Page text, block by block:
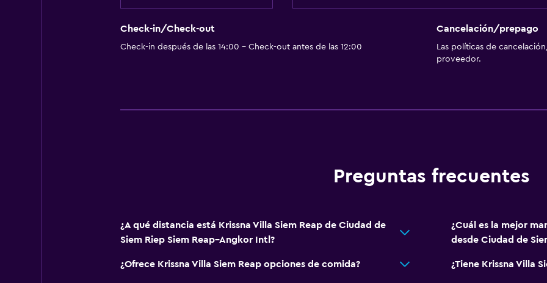
Piscina y spa
Masajes
Piscina al aire libre
Estacionamiento y
Estacionamiento en la
Valet parking
Para no fumadores
Áreas designadas para fumadores
Cuidado de niños o
Comidas para niños
Parque infantil
Check-in/Check-out
Check-in después de las 14:00 - Check-out antes de las 12:00
Cancelación/prepago
Las políticas de
proveedor.
Preguntas frecuentes
¿A qué distancia está Krissna Villa Siem Reap de Ciudad de
Siem Riep Siem Reap–Angkor Intl?
¿Cuál es la mejor
desde Ciudad de
¿Ofrece Krissna Villa Siem Reap opciones de comida? ¿Tiene Krissna Villa